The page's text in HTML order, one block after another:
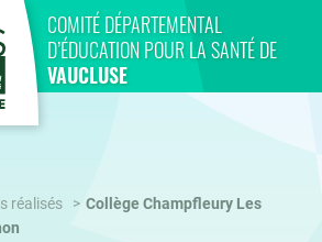
COMITÉ DÉPARTEMENTAL
D’ÉDUCATION POUR LA SANTÉ DE
VAUCLUSE
réalisés
Collège Champfleury Les